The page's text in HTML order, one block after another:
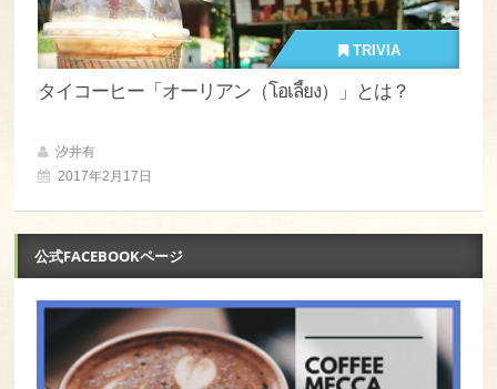
TRIVIA
タイコーヒー「オーリアン（โอเลี้ยง）」とは？
汐井有
2017年2月17日
公式FACEBOOKページ